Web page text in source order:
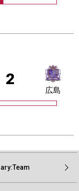
2
広島